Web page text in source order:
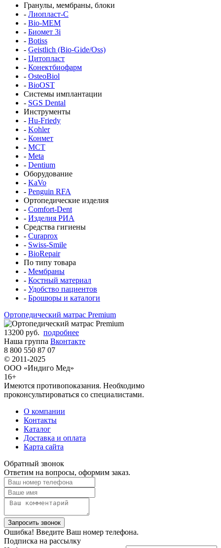
Гранулы, мембраны, блоки
- Лиопласт-С
- Bio-MEM
- Биомет 3i
- Botiss
- Geistlich (Bio-Gide/Oss)
- Цитопласт
- Конектбиофарм
- OsteoBiol
- BioOST
Системы имплантации
- SGS Dental
Инструменты
- Hu-Friedy
- Kohler
- Конмет
- MCT
- Meta
- Dentium
Оборудование
- KaVo
- Penguin RFA
Ортопедические изделия
- Comfort-Dent
- Изделия РИА
Средства гигиены
- Curaprox
- Swiss-Smile
- BioRepair
По типу товара
- Мембраны
- Костный материал
- Удобство пациентов
- Брошюры и каталоги
Ортопедический матрас Premium
13200 руб. подробнее
Наша группа Вконтакте
8 800 550 87 07
© 2011-2025
ООО «Индиго Мед»
16+
Имеются противопоказания. Необходимо
проконсультироваться со специалистами.
О компании
Контакты
Каталог
Доставка и оплата
Карта сайта
Обратный звонок
Ответим на вопросы, оформим заказ.
Ошибка! Введите Ваш номер телефона.
Подписка на рассылку